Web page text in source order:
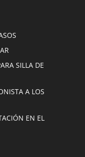
SILLA DE
A LOS
EN EL